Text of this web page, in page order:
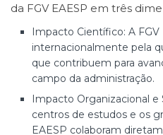
da FGV EAESP em três
Impacto Científico: A FGV
internacionalmente pela
que contribuem para
campo da administração.
Impacto Organizacional e
centros de estudos e os
EAESP colaboram